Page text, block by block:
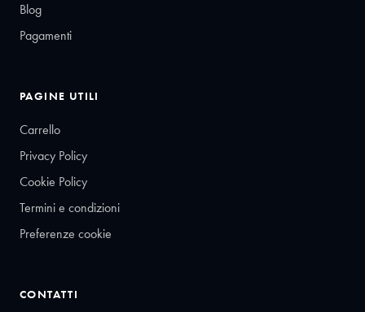
Blog
Pagamenti
PAGINE UTILI
Carrello
Privacy Policy
Cookie Policy
Termini e condizioni
Preferenze cookie
CONTATTI